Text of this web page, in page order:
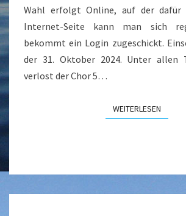
Wahl erfolgt Online, auf der dafür
Internet-Seite kann man sich
bekommt ein Login zugeschickt.
der 31. Oktober 2024. Unter allen
verlost der Chor 5…
WEITERLESEN